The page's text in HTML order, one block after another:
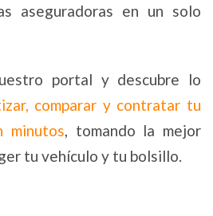
aseguradoras en un solo
portal y descubre lo
comparar y contratar tu
minutos, tomando la mejor
tu vehículo y tu bolsillo.